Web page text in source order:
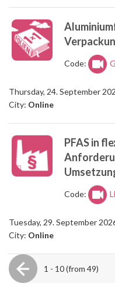
Code:
Thursday, 24. September
City: Online
PFAS in
Code:
Tuesday, 29. September
City: Online
1 - 10 (from 49)